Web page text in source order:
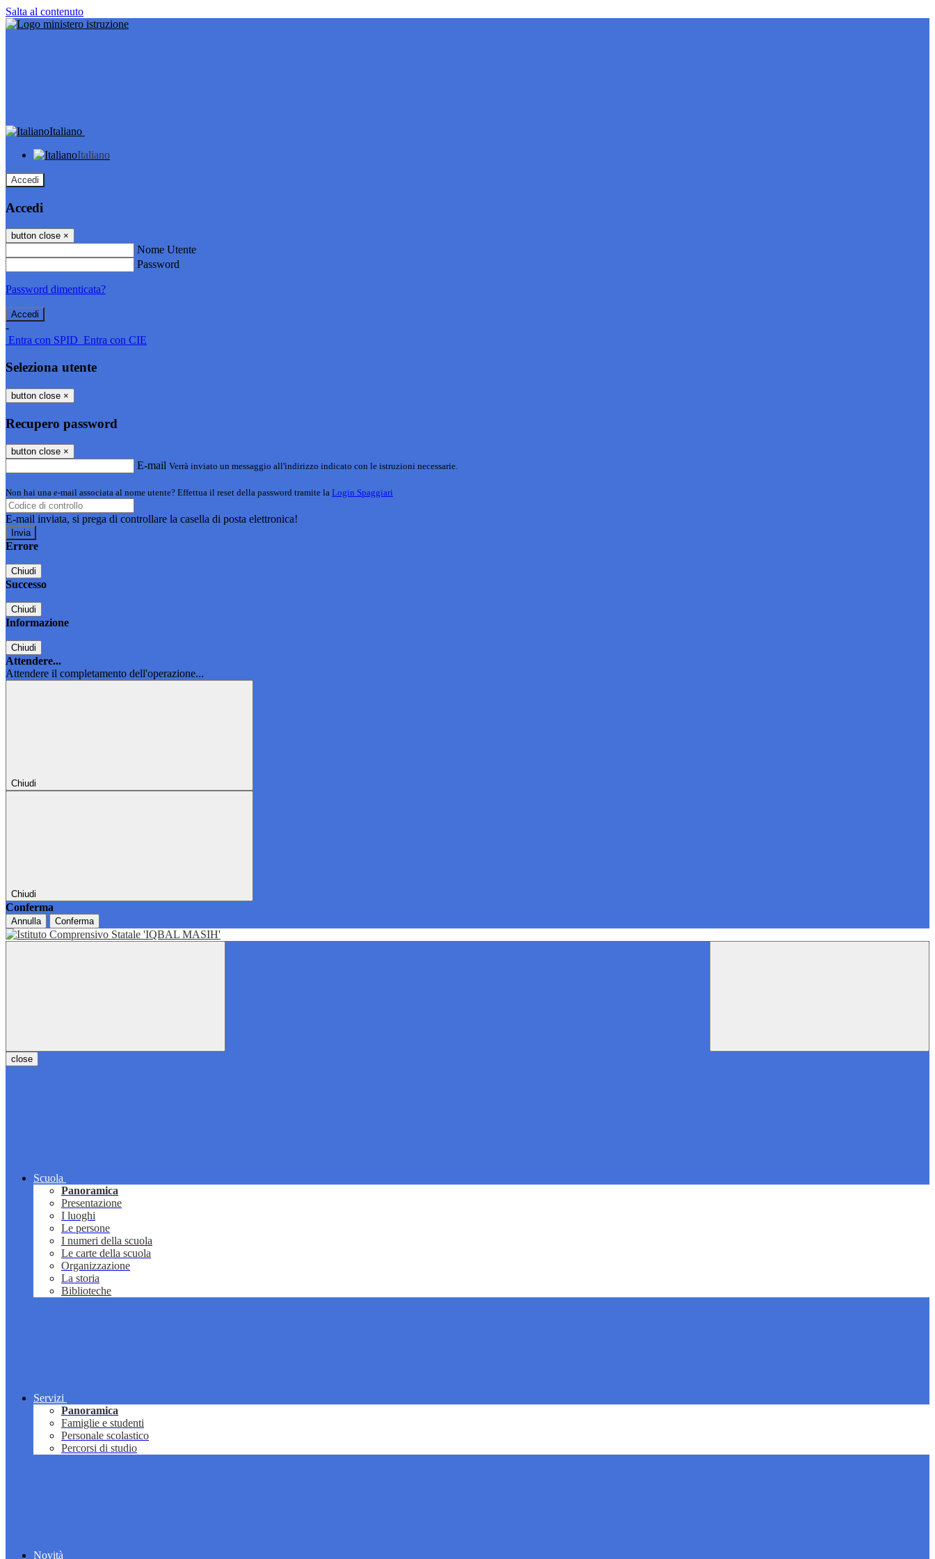
Salta al contenuto
Italiano
Italiano
Accedi
Accedi
button close ×
Nome Utente
Password
Password dimenticata?
-
Entra con SPID Entra con CIE
Seleziona utente
button close ×
Recupero password
button close ×
E-mail Verrà inviato un messaggio all'indirizzo indicato con le istruzioni necessarie.
Non hai una e-mail associata al nome utente? Effettua il reset della password tramite la Login Spaggiari
E-mail inviata, si prega di controllare la casella di posta elettronica!
Errore
Chiudi
Successo
Chiudi
Informazione
Chiudi
Attendere...
Attendere il completamento dell'operazione...
Chiudi
Chiudi
Conferma
Annulla Conferma
close
Scuola
Panoramica
Presentazione
I luoghi
Le persone
I numeri della scuola
Le carte della scuola
Organizzazione
La storia
Biblioteche
Servizi
Panoramica
Famiglie e studenti
Personale scolastico
Percorsi di studio
Novità